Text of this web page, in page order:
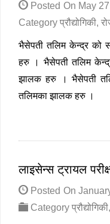
Posted On May
Category प्रौद्योगिकी,
भैसेपती तलिम केन्द्र को
हरु । भैसेपती तलिम
झालक हरु । भैसेपती
तलिमका झालक हरु ।
लाइसेन्स ट्रायल
Posted On
Category प्रौद्योगिकी,